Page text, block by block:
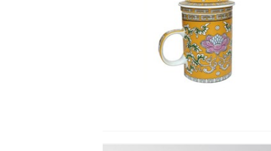
TE KRUS GULT M.
DEKORATION
Se detajler